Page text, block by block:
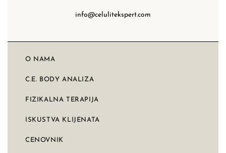
info@celulitekspert.com
O NAMA
C.E. BODY ANALIZA
FIZIKALNA TERAPIJA
ISKUSTVA KLIJENATA
CENOVNIK